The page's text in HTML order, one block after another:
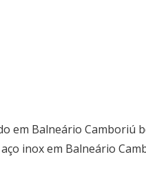
em Balneário Camboriú
inox em Balneário